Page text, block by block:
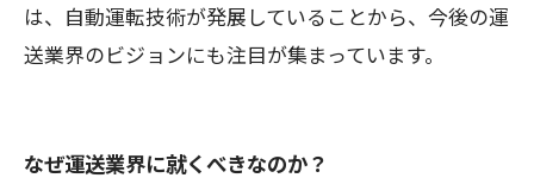
は、自動運転技術が発展していることから、今後の運
送業界のビジョンにも注目が集まっています。
なぜ運送業界に就くべきなのか？